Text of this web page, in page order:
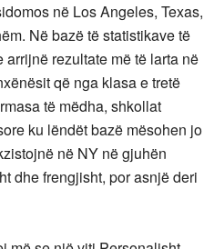
në Los Angeles, Texas,
Në bazë të statistikave të
rezultate më të larta në
që nga klasa e tretë
të mëdha, shkollat
ku lëndët bazë mësohen jo
në NY në gjuhën
dhe frengjisht, por asnjë deri